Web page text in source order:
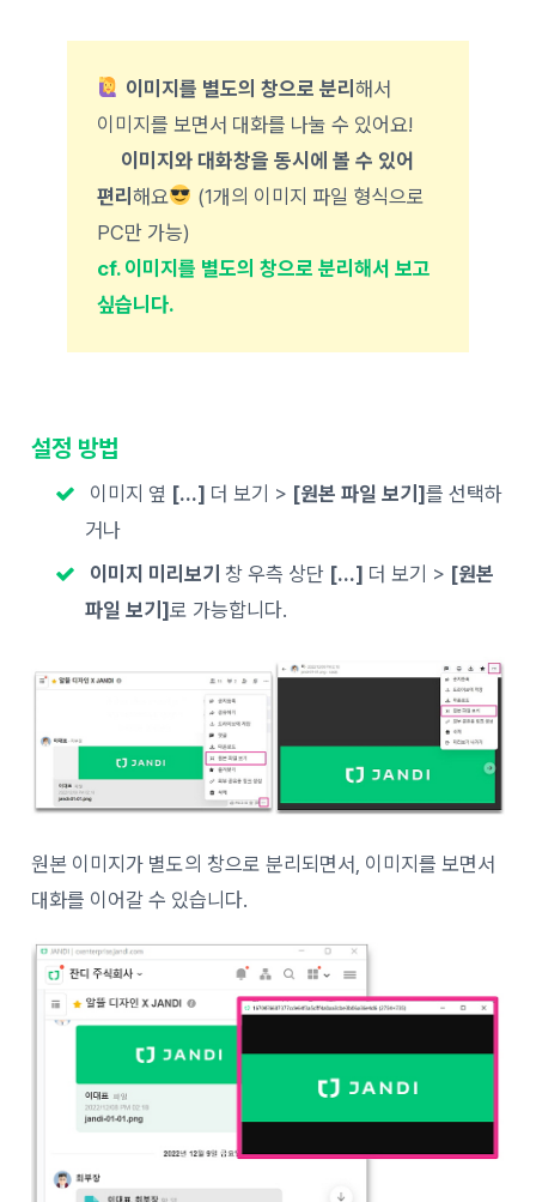
이미지를 별도의 창으로 분리 해서
이미지를 보면서 대화를 나눌 수 있어요!
이미지와 대화창을 동시에 볼 수 있어
편리해요
(1개의 이미지 파일 형식으로
PC만 가능)
cf. 이미지를 별도의 창으로 분리해서 보고
싶습니다.
설정 방법
이미지 옆 […] 더 보기 > [원본 파일 보기]를 선택하
거나
이미지 미리보기 창 우측 상단 […] 더 보기 > [원본
파일 보기]로 가능합니다.
원본 이미지가 별도의 창으로 분리되면서, 이미지를 보면서
대화를 이어갈 수 있습니다.